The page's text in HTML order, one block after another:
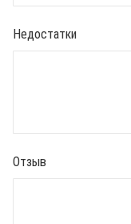
Недостатки
Отзыв